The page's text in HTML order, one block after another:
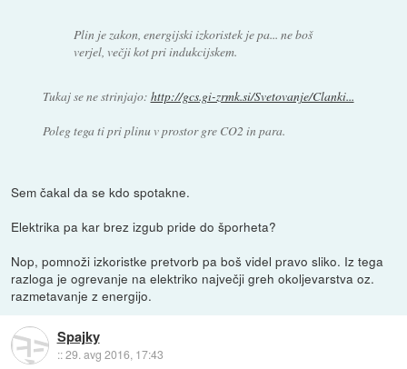
Plin je zakon, energijski izkoristek je pa... ne boš
verjel, večji kot pri indukcijskem.
Tukaj se ne strinjajo: http://gcs.gi-zrmk.si/Svetovanje/Clanki...
Poleg tega ti pri plinu v prostor gre CO2 in para.
Sem čakal da se kdo spotakne.
Elektrika pa kar brez izgub pride do šporheta?
Nop, pomnoži izkoristke pretvorb pa boš videl pravo sliko. Iz tega
razloga je ogrevanje na elektriko največji greh okoljevarstva oz.
razmetavanje z energijo.
Spajky
::29. avg 2016, 17:43